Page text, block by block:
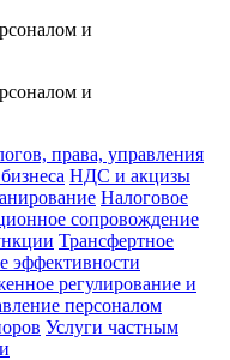
и
и
права, управления
НДС и акцизы
Налоговое
сопровождение
Трансфертное
эффективности
регулирование и
персоналом
Услуги частным